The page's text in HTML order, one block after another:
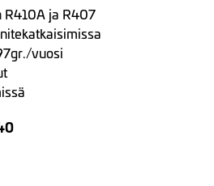
R410A ja R407
vuosi